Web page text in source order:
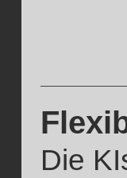
Die